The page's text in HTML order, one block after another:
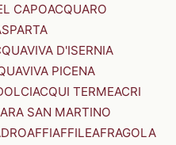
CAPOACQUARO
D'ISERNIA
PICENA
ACQUI TERMEACRI
SAN MARTINO
AFFIAFFILEAFRAGOLA